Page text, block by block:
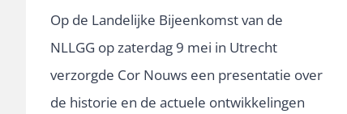
Op de Landelijke Bijeenkomst van de
NLLGG op zaterdag 9 mei in Utrecht
verzorgde Cor Nouws een presentatie over
de historie en de actuele ontwikkelingen